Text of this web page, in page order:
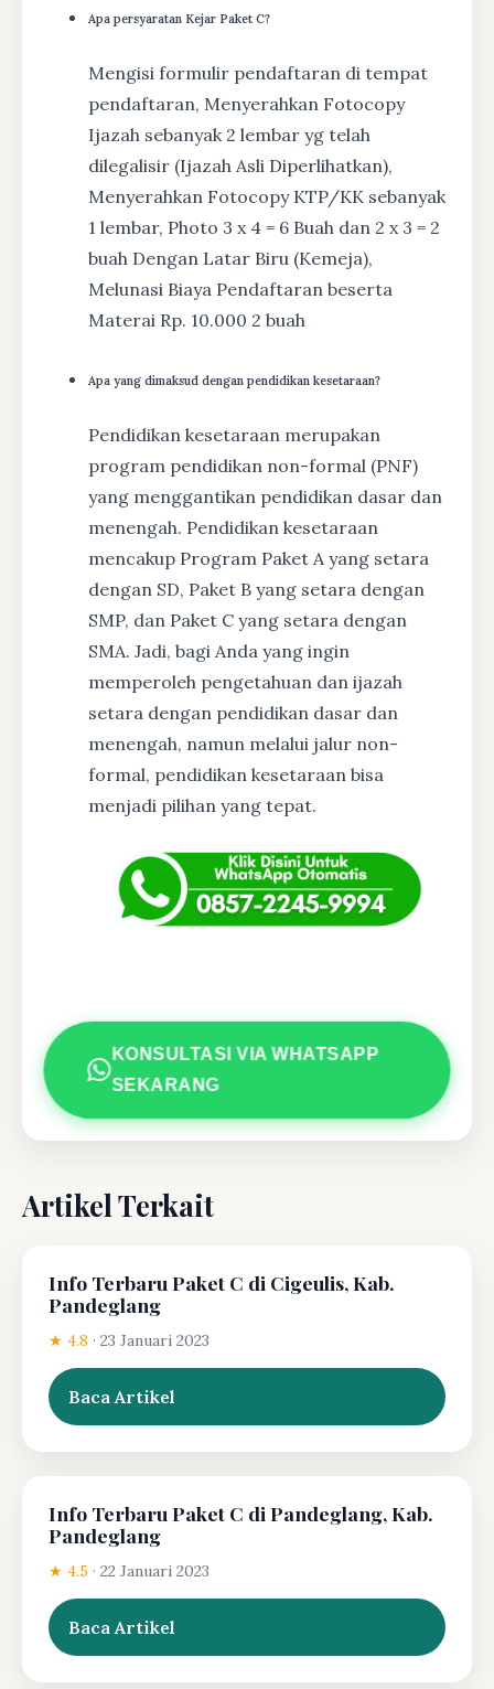
Apa persyaratan Kejar Paket C?
Mengisi formulir pendaftaran di tempat
pendaftaran, Menyerahkan Fotocopy
Ijazah sebanyak 2 lembar yg telah
dilegalisir (Ijazah Asli Diperlihatkan),
Menyerahkan Fotocopy KTP/KK sebanyak
1 lembar, Photo 3 x 4 = 6 Buah dan 2 x 3 = 2
buah Dengan Latar Biru (Kemeja),
Melunasi Biaya Pendaftaran beserta
Materai Rp. 10.000 2 buah
Apa yang dimaksud dengan pendidikan kesetaraan?
Pendidikan kesetaraan merupakan
program pendidikan non-formal (PNF)
yang menggantikan pendidikan dasar dan
menengah. Pendidikan kesetaraan
mencakup Program Paket A yang setara
dengan SD, Paket B yang setara dengan
SMP, dan Paket C yang setara dengan
SMA. Jadi, bagi Anda yang ingin
memperoleh pengetahuan dan ijazah
setara dengan pendidikan dasar dan
menengah, namun melalui jalur non-
formal, pendidikan kesetaraan bisa
menjadi pilihan yang tepat.
KONSULTASI VIA WHATSAPP
SEKARANG
Artikel Terkait
Info Terbaru Paket C di Cigeulis, Kab.
Pandeglang
★ 4.8 · 23 Januari 2023
Baca Artikel
Info Terbaru Paket C di Pandeglang, Kab.
Pandeglang
★ 4.5 · 22 Januari 2023
Baca Artikel